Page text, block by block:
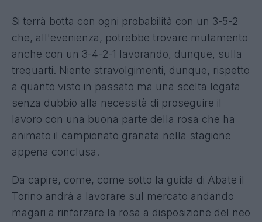
Si terrà botta con ogni probabilità con un 3-5-2
che, all'evenienza, potrebbe trovare mutamento
anche con un 3-4-2-1 lavorando, dunque, sulla
trequarti. Niente stravolgimenti, dunque, rispetto
a quanto visto in passato ma una scelta legata
senza dubbio alla necessità di proseguire il
lavoro con una buona parte della rosa che ha
animato il campionato granata nella stagione
appena conclusa.
Da capire, come, come sotto la guida di Abate il
Torino andrà a lavorare sul mercato andando
magari a rinforzare la rosa a disposizione del neo